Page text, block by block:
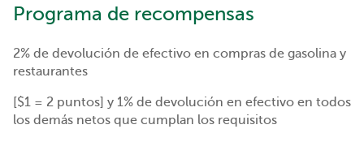
Programa de recompensas
2% de devolución de efectivo en compras de gasolina y
restaurantes
[$1 = 2 puntos] y 1% de devolución en efectivo en todos
los demás netos que cumplan los requisitos